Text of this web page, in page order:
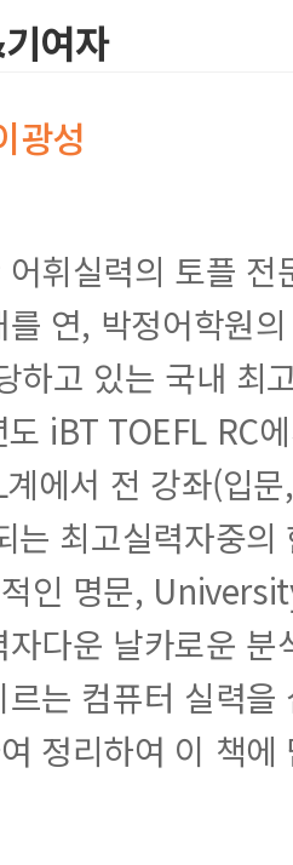
iBT & PBT)
1
특강
특강
2 특강
기
여자
광성
어휘실력의 토플
를 연, 박정어학원
하고 있는 국내 최
iBT TOEFL RC
에서 전 강좌(입
는 최고실력자중의
인 명문,
자다운 날카로운
르는 컴퓨터 실력
정리하여 이 책에